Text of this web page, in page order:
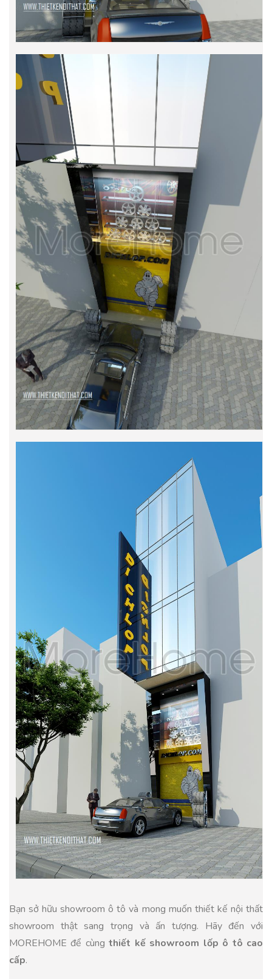
Bạn sở hữu showroom ô tô và mong muốn thiết kế nội thất
showroom thật sang trọng và ấn tượng. Hãy đến với
MOREHOME để cùngthiết kế showroom lốp ô tô cao
cấp.